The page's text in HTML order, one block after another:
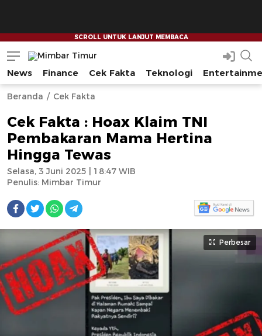
Mimbar Timur
Media Berjaringan Indonesia Timur
News Finance Cek Fakta Teknologi
Beranda Cek Fakta
Cek Fakta : Hoax Klaim TNI
Pembakaran Mama Hertina
Hingga Tewas
Penulis: Mimbar Timur
Selasa, 3 Juni 2025 | 18:47 WIB
Perbesar
--
--